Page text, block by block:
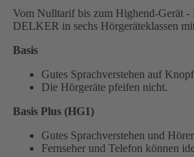
Vom Nulltarif bis zum Highend-Gerät -
DELKER in sechs Hörgeräteklassen
Basis
Gutes Sprachverstehen auf
Die Hörgeräte pfeifen nicht.
Basis Plus (HG1)
Gutes Sprachverstehen und
Fernseher und Telefon können